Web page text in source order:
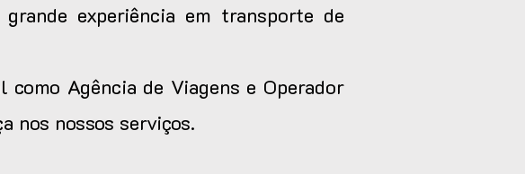
experiência em transporte de
Agência de Viagens e Operador
nos nossos serviços.